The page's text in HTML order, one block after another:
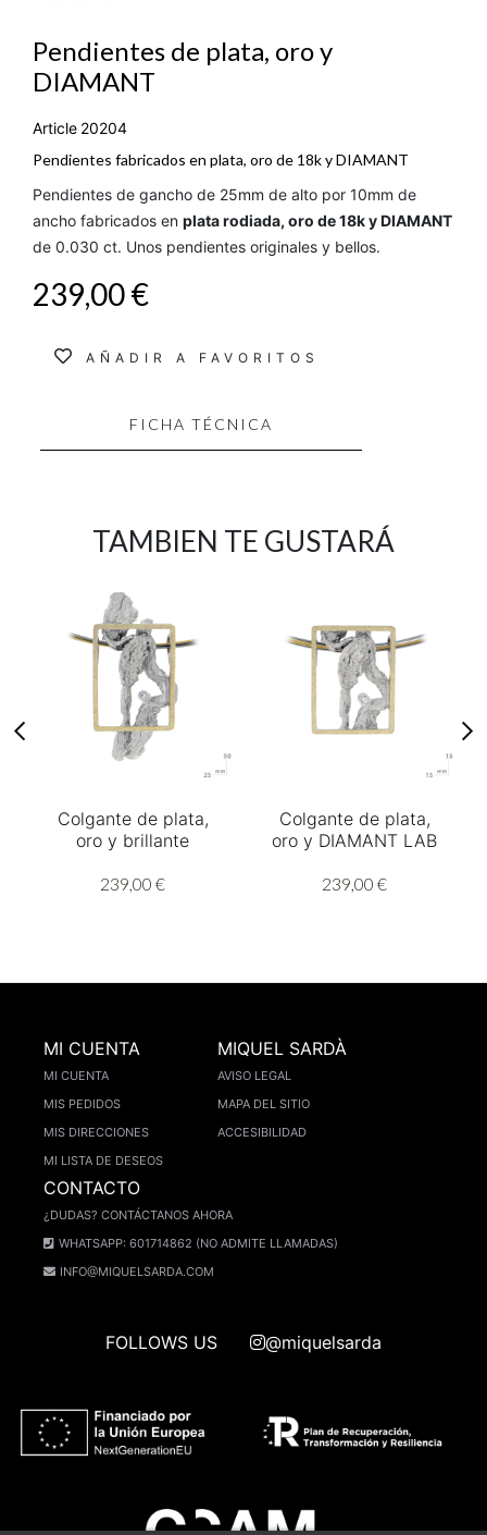
Pendientes de plata, oro y
DIAMANT
Article 20204
Pendientes fabricados en plata, oro de 18k y DIAMANT
Pendientes de gancho de 25mm de alto por 10mm de
ancho fabricados en plata rodiada, oro de 18k y DIAMANT
de 0.030 ct. Unos pendientes originales y bellos.
239,00 €
AÑADIR A FAVORITOS
FICHA TÉCNICA
TAMBIEN TE GUSTARÁ
Colgante de plata,
oro y brillante
239,00 €
Colgante de plata,
oro y DIAMANT LAB
239,00 €
MI CUENTA
MI CUENTA
MIS PEDIDOS
MIS DIRECCIONES
MI LISTA DE DESEOS
MIQUEL SARDÀ
AVISO LEGAL
MAPA DEL SITIO
ACCESIBILIDAD
CONTACTO
¿DUDAS? CONTÁCTANOS AHORA
WHATSAPP: 601714862 (NO ADMITE LLAMADAS)
INFO@MIQUELSARDA.COM
FOLLOWS US @miquelsarda